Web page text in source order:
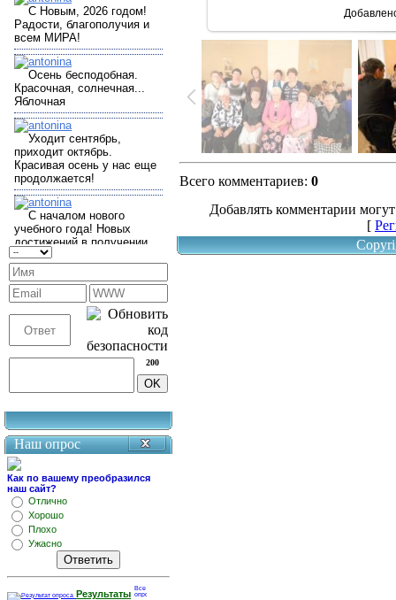
200
Наш опрос
Как по вашему преобразился
наш сайт?
Отлично
Хорошо
Плохо
Ужасно
Результаты
Всего комментариев: 0
Добавлять комментарии
[